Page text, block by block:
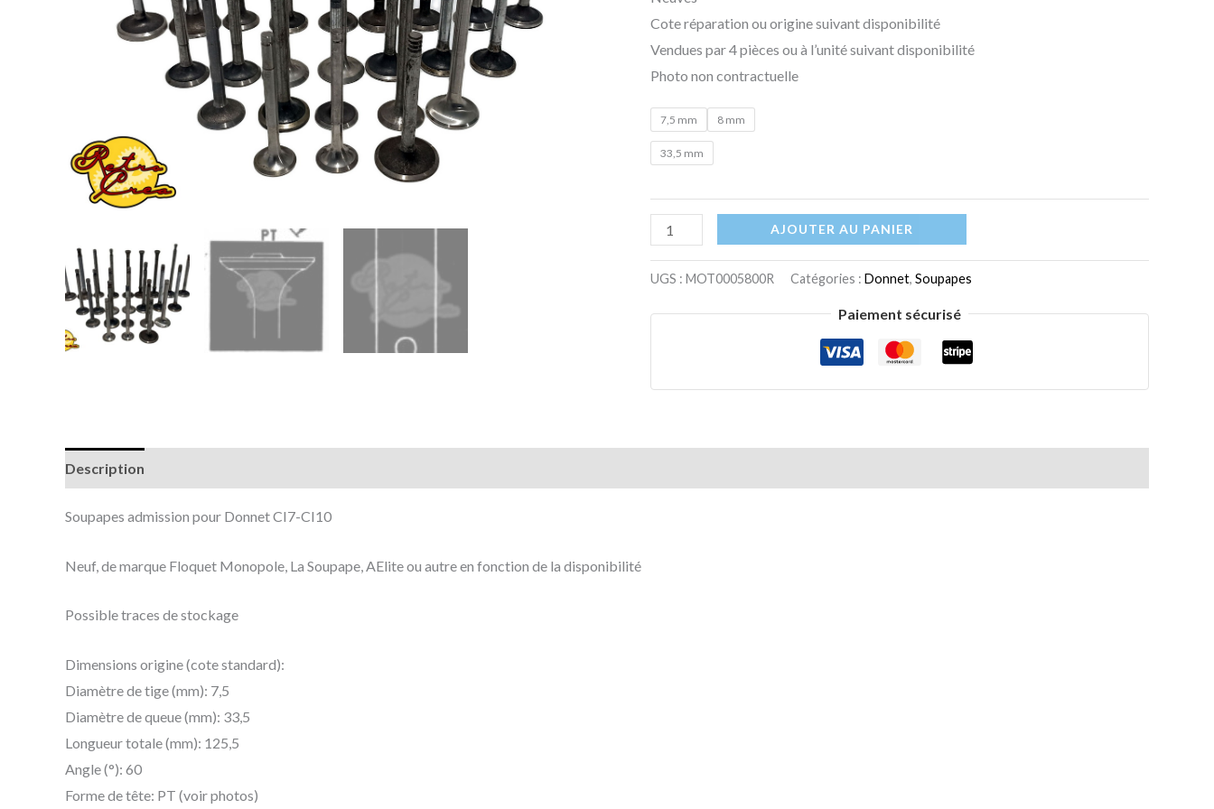
100,00 €
Cote réparation ou origine suivant disponibilité
Vendues par 4 pièces ou à l’unité suivant disponibilité
Photo non contractuelle
7,5 mm 8 mm
33,5 mm
AJOUTER AU PANIER
UGS : MOT0005800R Catégories : Donnet, Soupapes
Paiement sécurisé
Description
Soupapes admission pour Donnet CI7-CI10
Neuf, de marque Floquet Monopole, La Soupape, AElite ou autre en fonction de la disponibilité
Possible traces de stockage
Dimensions origine (cote standard):
Diamètre de tige (mm): 7,5
Diamètre de queue (mm): 33,5
Longueur totale (mm): 125,5
Angle (°): 60
Forme de tête: PT (voir photos)